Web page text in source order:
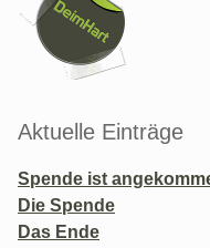
Aktuelle Einträge
Spende ist
Die Spende
Das Ende